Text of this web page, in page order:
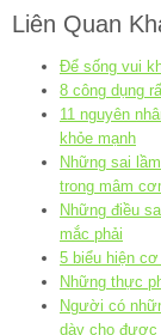
Liên Quan
Để sống vui
8 công dụng
11 nguyên
khỏe mạnh
Những sai
trong mâm
Những điều
mắc phải
5 biểu hiện
Những thực
Người có
dày cho được